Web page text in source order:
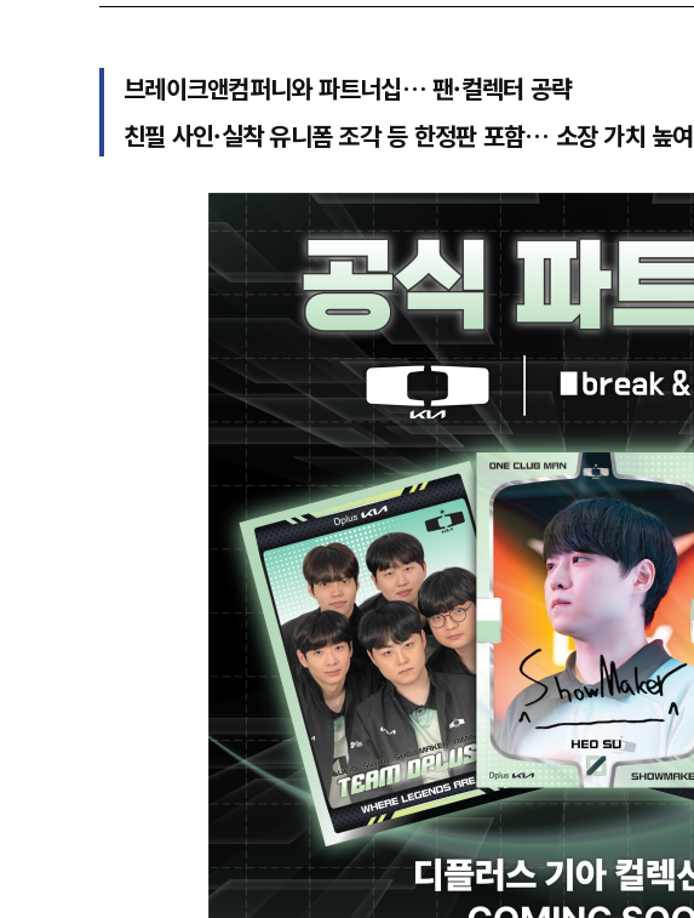
브레이크앤컴퍼니와 파트너십… 팬·컬렉터 공략
친필 사인·실착 유니폼 조각 등 한정판 포함… 소장 가치 높여